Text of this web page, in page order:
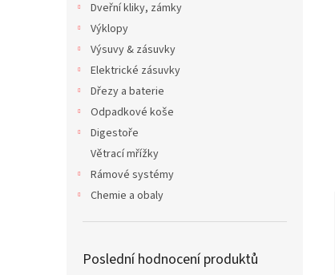
Dveřní kliky, zámky
Výklopy
Výsuvy & zásuvky
Elektrické zásuvky
Dřezy a baterie
Odpadkové koše
Digestoře
Větrací mřížky
Rámové systémy
Chemie a obaly
Poslední hodnocení produktů